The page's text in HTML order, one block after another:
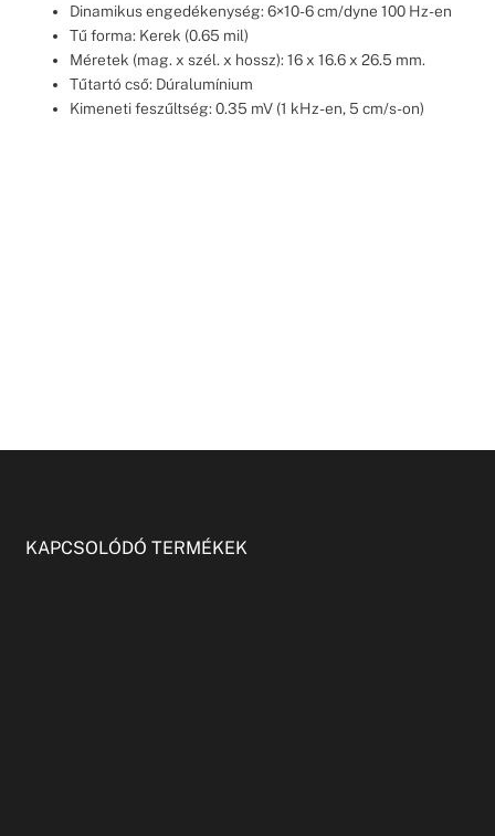
Dinamikus engedékenység: 6×10-6 cm/dyne 100 Hz-en
Tű forma: Kerek (0.65 mil)
Méretek (mag. x szél. x hossz): 16 x 16.6 x 26.5 mm.
Tűtartó cső: Dúralumínium
Kimeneti feszűltség: 0.35 mV (1 kHz-en, 5 cm/s-on)
KAPCSOLÓDÓ TERMÉKEK